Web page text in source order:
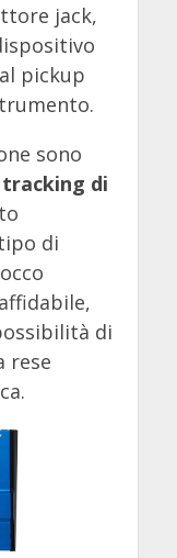
jack,
pickup
sono
tracking di
di
di
rese